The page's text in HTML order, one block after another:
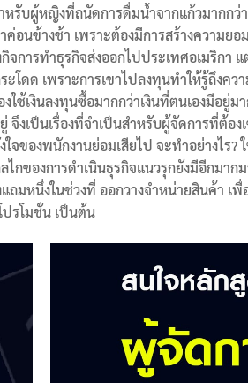
หรับผู้หญิงที่ถนัดการดื่มน้ำจากแก้วมากก
อนข้างช้า เพราะต้องมีการสร้างความ
กิจการทำธุรกิจส่งออกไปประเทศอเมริก
โดด เพราะการเขาไปลงทุนทำให้รู้ถึง
ใช้เงินลงทุนซื้อมากกว่าเงินที่ตนเองมี
งเป็นเรื่องที่จำเป็นสำหรับผู้จัดการที่ต้อง
จของพนักงานย่อมเสียไป จะทำอย่างไร
ของการดำเนินธุรกิจแนวรุกยังมีอีกมาก
ถมหนึ่งในช่วงที่ ออกวางจำหน่ายสินค้า
ปรโมชั่น เป็นต้น